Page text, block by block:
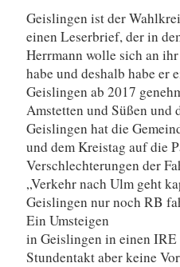
Geislingen ist der
einen Leserbrief, der in
Herrmann wolle sich an
habe und deshalb habe er
Geislingen ab 2017
Amstetten und Süßen
Geislingen hat die
und dem Kreistag auf die
Verschlechterungen der
„Verkehr nach Ulm geht
Geislingen nur noch RB
Ein Umsteigen
in Geislingen in einen
Stundentakt aber keine